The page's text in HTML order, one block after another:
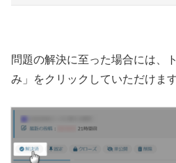
問題の解決に至った場合には、
み」をクリックしていただけま